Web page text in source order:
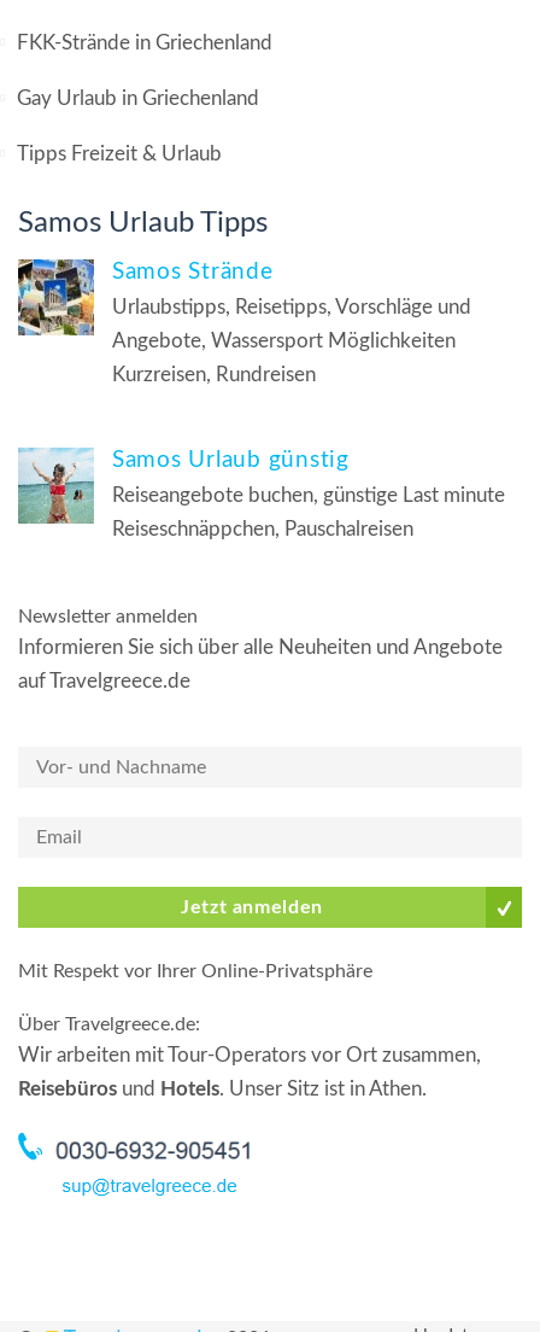
FKK-Strände in Griechenland
Gay Urlaub in Griechenland
Tipps Freizeit & Urlaub
Samos Urlaub Tipps
Samos Strände
Urlaubstipps, Reisetipps, Vorschläge und
Angebote, Wassersport Möglichkeiten
Kurzreisen, Rundreisen
Samos Urlaub günstig
Reiseangebote buchen, günstige Last minute
Reiseschnäppchen, Pauschalreisen
Newsletter anmelden
Informieren Sie sich über alle Neuheiten und Angebote
auf Travelgreece.de
Jetzt anmelden
Mit Respekt vor Ihrer Online-Privatsphäre
Über Travelgreece.de:
Wir arbeiten mit Tour-Operators vor Ort zusammen,
Reisebüros und Hotels. Unser Sitz ist in Athen.